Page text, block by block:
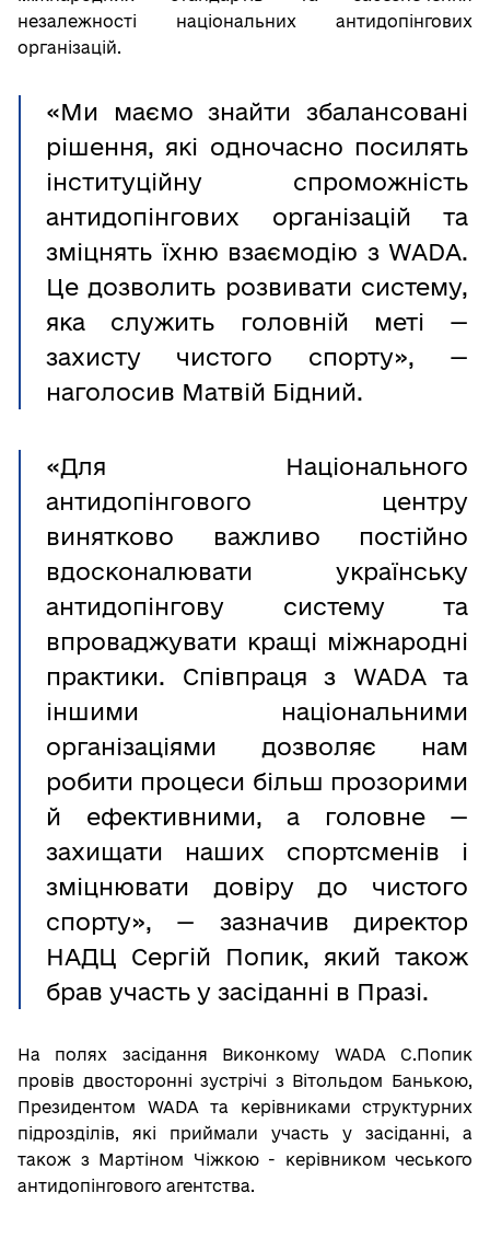
незалежності національних антидопінгових
організацій.
«Ми маємо знайти збалансовані
рішення, які одночасно посилять
інституційну спроможність
антидопінгових організацій та
зміцнять їхню взаємодію з WADA.
Це дозволить розвивати систему,
яка служить головній меті —
захисту чистого спорту», —
наголосив Матвій Бідний.
«Для Національного
антидопінгового центру
винятково важливо постійно
вдосконалювати українську
антидопінгову систему та
впроваджувати кращі міжнародні
практики. Співпраця з WADA та
іншими національними
організаціями дозволяє нам
робити процеси більш прозорими
й ефективними, а головне —
захищати наших спортсменів і
зміцнювати довіру до чистого
спорту», — зазначив директор
НАДЦ Сергій Попик, який також
брав участь у засіданні в Празі.
На полях засідання Виконкому WADA С.Попик
провів двосторонні зустрічі з Вітольдом Банькою,
Президентом WADA та керівниками структурних
підрозділів, які приймали участь у засіданні, а
також з Мартіном Чіжкою - керівником чеського
антидопінгового агентства.